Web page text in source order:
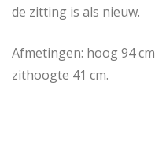
de zitting is als nieuw.
Afmetingen: hoog 94
zithoogte 41 cm.